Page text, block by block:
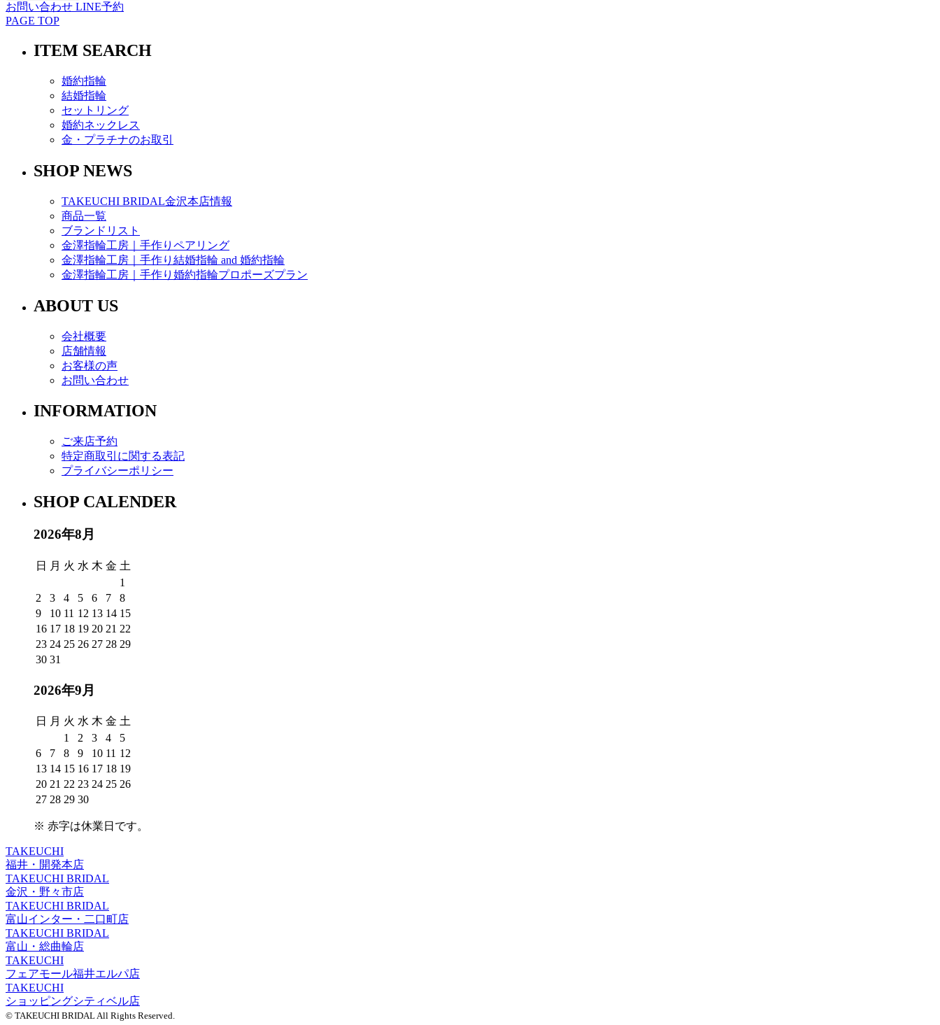
お問い合わせ LINE予約
PAGE TOP
ITEM SEARCH
婚約指輪
結婚指輪
セットリング
婚約ネックレス
金・プラチナのお取引
SHOP NEWS
TAKEUCHI BRIDAL金沢本店情報
商品一覧
ブランドリスト
金澤指輪工房｜手作りペアリング
金澤指輪工房｜手作り結婚指輪 and 婚約指輪
金澤指輪工房｜手作り婚約指輪プロポーズプラン
ABOUT US
会社概要
店舗情報
お客様の声
お問い合わせ
INFORMATION
ご来店予約
特定商取引に関する表記
プライバシーポリシー
SHOP CALENDER
2026年8月
日 月 火 水 木 金 土
1
2
3 4 5 6 7
8
9
10 11 12 13 14 15
16 17 18 19 20 21 22
23 24 25 26 27 28 29
30 31
2026年9月
日 月 火 水 木 金 土
1
2 3 4
5
6
7 8 9 10 11 12
13 14 15 16 17 18 19
20 21 22 23 24 25 26
27 28 29 30
※ 赤字は休業日 です。
TAKEUCHI
福井・開発本店
TAKEUCHI BRIDAL
金沢・野々市店
TAKEUCHI BRIDAL
富山インター・二口町店
TAKEUCHI BRIDAL
富山・総曲輪店
TAKEUCHI
フェアモール福井エルパ店
TAKEUCHI
ショッピングシティベル店
© TAKEUCHI BRIDAL All Rights Reserved.